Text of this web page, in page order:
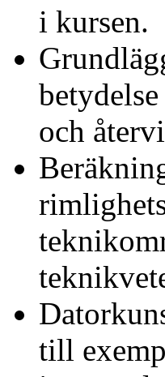
i kursen.
och
till